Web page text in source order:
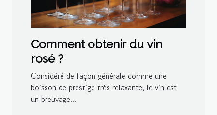
Comment obtenir du vin
rosé ?
Considéré de façon générale comme une
boisson de prestige très relaxante, le vin est
un breuvage...